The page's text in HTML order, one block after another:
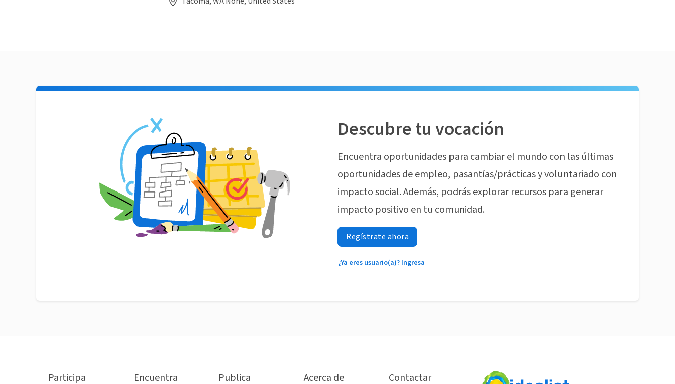
Descubre tu vocación
Encuentra oportunidades para cambiar el mundo con las últimas
oportunidades de empleo, pasantías/prácticas y voluntariado con
impacto social. Además, podrás explorar recursos para generar
impacto positivo en tu comunidad.
Regístrate ahora
¿Ya eres usuario(a)? Ingresa
Participa Encuentra Publica Acerca de Contactar